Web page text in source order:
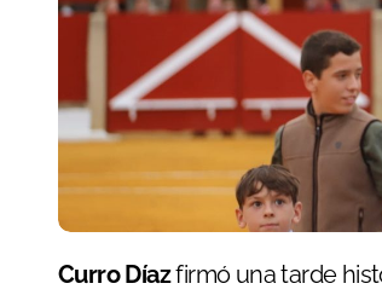
Curro Díazfirmó una tarde